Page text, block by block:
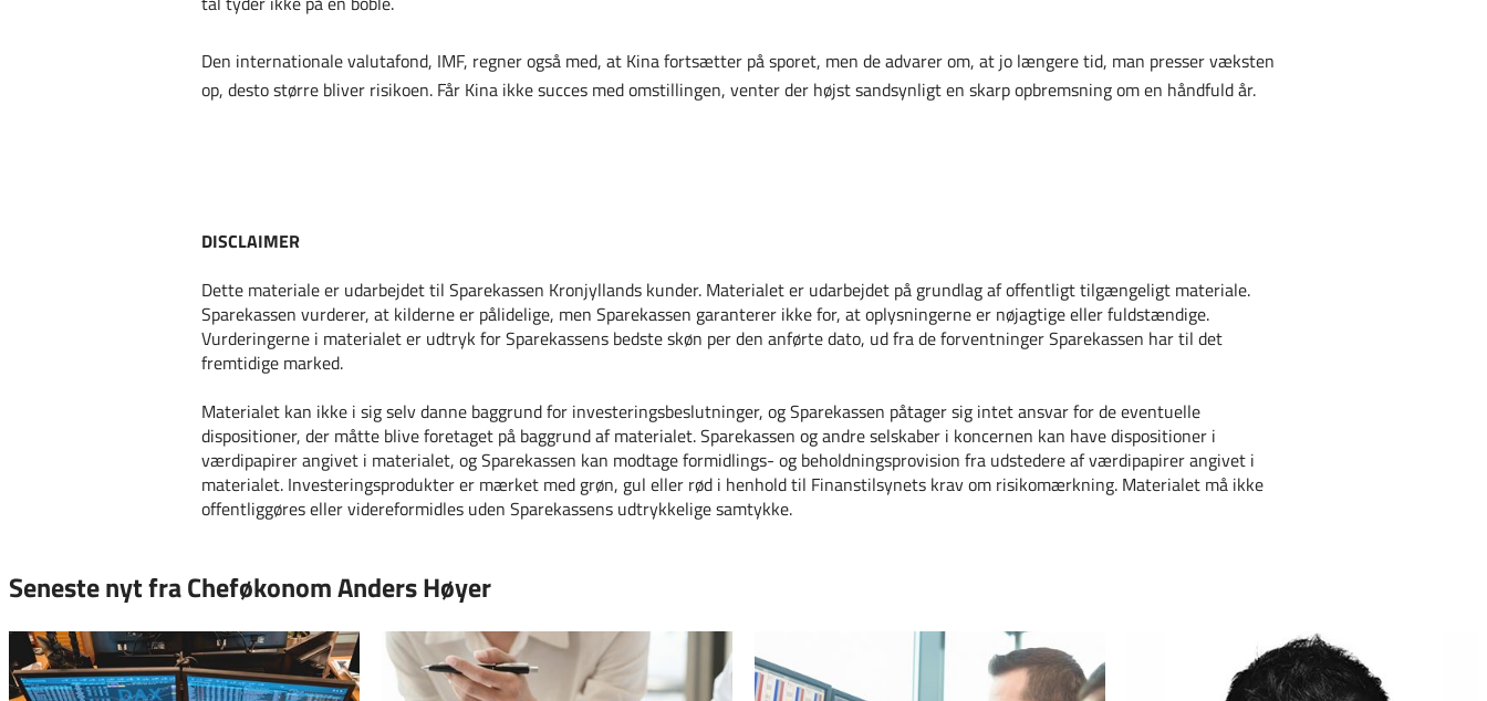
Den internationale valutafond, IMF, regner også med, at Kina fortsætter på sporet, men de advarer om, at jo længere tid, man presser væksten
op, desto større bliver risikoen. Får Kina ikke succes med omstillingen, venter der højst sandsynligt en skarp opbremsning om en håndfuld år.
DISCLAIMER
Dette materiale er udarbejdet til Sparekassen Kronjyllands kunder. Materialet er udarbejdet på grundlag af offentligt tilgængeligt materiale.
Sparekassen vurderer, at kilderne er pålidelige, men Sparekassen garanterer ikke for, at oplysningerne er nøjagtige eller fuldstændige.
Vurderingerne i materialet er udtryk for Sparekassens bedste skøn per den anførte dato, ud fra de forventninger Sparekassen har til det
fremtidige marked.
Materialet kan ikke i sig selv danne baggrund for investeringsbeslutninger, og Sparekassen påtager sig intet ansvar for de eventuelle
dispositioner, der måtte blive foretaget på baggrund af materialet. Sparekassen og andre selskaber i koncernen kan have dispositioner i
værdipapirer angivet i materialet, og Sparekassen kan modtage formidlings- og beholdningsprovision fra udstedere af værdipapirer angivet i
materialet. Investeringsprodukter er mærket med grøn, gul eller rød i henhold til Finanstilsynets krav om risikomærkning. Materialet må ikke
offentliggøres eller videreformidles uden Sparekassens udtrykkelige samtykke.
Seneste nyt fra Cheføkonom Anders Høyer